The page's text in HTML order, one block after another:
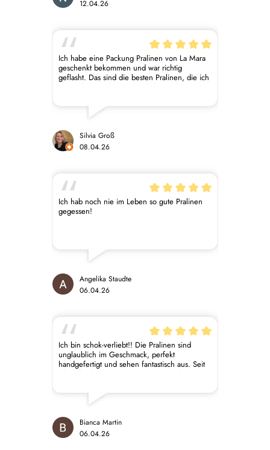
12.04.26
Ich habe eine Packung Pralinen von La Mara
geschenkt bekommen und war richtig
geflasht. Das sind die besten Pralinen, die ich
je gesehen und gegessen habe! Jede ist
lecker! Und dazu noch vegan! Deshalb habe
ich in diesem Jahr zu Ostern auf die üblichen
und stattdessen La Mara Pralinen für die
ganze Familie bestellt. Die Lieferung erfolgte
schnell, die Pralinen waren liebevoll verpackt
Silvia Groß
08.04.26
Ich hab noch nie im Leben so gute Pralinen
gegessen!
Angelika Staudte
06.04.26
Ich bin schok-verliebt!! Die Pralinen sind
unglaublich im Geschmack, perfekt
handgefertigt und sehen fantastisch aus. Seit
ich auf Laktose verzichten muss, sind diese
Osterschokolade meine Seelenrettung.
Absolute Empfehlung!
Bianca Martin
06.04.26